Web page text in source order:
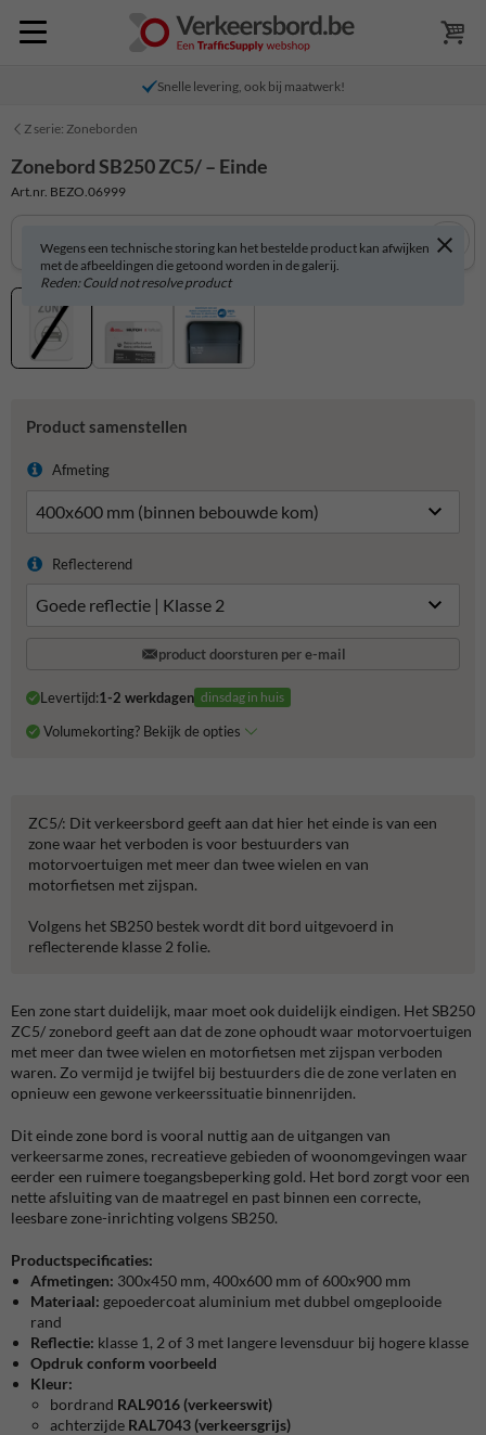
Snelle levering, ook bij maatwerk!
Z serie: Zoneborden
Zonebord SB250 ZC5/ – Einde
Art.nr. BEZO.06999
Wegens een technische storing kan het bestelde product kan afwijken
met de afbeeldingen die getoond worden in de galerij.
Reden: Could not resolve product
Product samenstellen
Afmeting
Reflecterend
product doorsturen per e-mail
Levertijd:1-2 werkdagen dinsdag in huis
Volumekorting? Bekijk de opties
ZC5/: Dit verkeersbord geeft aan dat hier het einde is van een
zone waar het verboden is voor bestuurders van
motorvoertuigen met meer dan twee wielen en van
motorfietsen met zijspan.
Volgens het SB250 bestek wordt dit bord uitgevoerd in
reflecterende klasse 2 folie.
Een zone start duidelijk, maar moet ook duidelijk eindigen. Het SB250
ZC5/ zonebord geeft aan dat de zone ophoudt waar motorvoertuigen
met meer dan twee wielen en motorfietsen met zijspan verboden
waren. Zo vermijd je twijfel bij bestuurders die de zone verlaten en
opnieuw een gewone verkeerssituatie binnenrijden.
Dit einde zone bord is vooral nuttig aan de uitgangen van
verkeersarme zones, recreatieve gebieden of woonomgevingen waar
eerder een ruimere toegangsbeperking gold. Het bord zorgt voor een
nette afsluiting van de maatregel en past binnen een correcte,
leesbare zone-inrichting volgens SB250.
Productspecificaties:
Afmetingen: 300x450 mm, 400x600 mm of 600x900 mm
Materiaal: gepoedercoat aluminium met dubbel omgeplooide
rand
Reflectie: klasse 1, 2 of 3 met langere levensduur bij hogere klasse
Opdruk conform voorbeeld
Kleur:
bordrand RAL9016 (verkeerswit)
achterzijde RAL7043 (verkeersgrijs)